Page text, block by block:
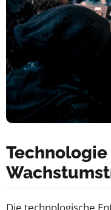
Die technologische